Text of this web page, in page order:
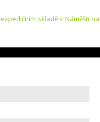
expedičním skladě v Náměšti na